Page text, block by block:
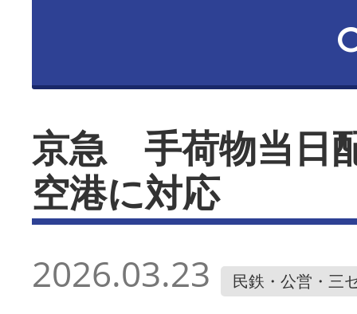
京急 手荷物当日
空港に対応
2026.03.23 民鉄・公営・三